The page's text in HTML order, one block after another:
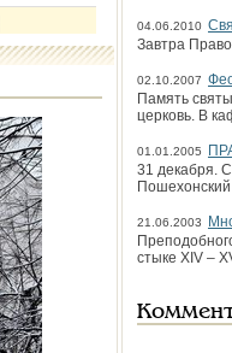
04.06.2010
Завтра
02.10.2007
Память
церковь. В
01.01.2005
31 декабря.
21.06.2003
стыке XIV –